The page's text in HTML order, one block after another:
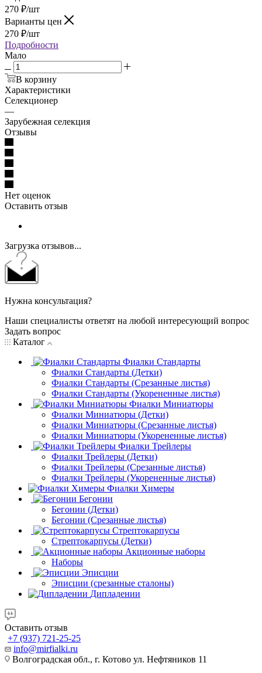
270 ₽/шт
Варианты цен
270 ₽/шт
Подробности
Мало
В корзину
Характеристики
Селекционер
—
Зарубежная селекция
Отзывы
Нет оценок
Оставить отзыв
Загрузка отзывов...
Нужна консультация?
Наши специалисты ответят на любой интересующий вопрос
Задать вопрос
Каталог
Фиалки Стандарты
Фиалки Стандарты (Детки)
Фиалки Стандарты (Срезанные листья)
Фиалки Стандарты (Укорененные листья)
Фиалки Миниатюры
Фиалки Миниатюры (Детки)
Фиалки Миниатюры (Срезанные листья)
Фиалки Миниатюры (Укорененные листья)
Фиалки Трейлеры
Фиалки Трейлеры (Детки)
Фиалки Трейлеры (Срезанные листья)
Фиалки Трейлеры (Укорененные листья)
Фиалки Химеры
Бегонии
Бегонии (Детки)
Бегонии (Срезанные листья)
Стрептокарпусы
Стрептокарпусы (Детки)
Акционные наборы
Наборы
Эписции
Эписции (срезанные сталоны)
Дипладении
Оставить отзыв
+7 (937) 721-25-25
info@mirfialki.ru
Волгоградская обл., г. Котово ул. Нефтяников 11